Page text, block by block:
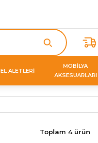
EL ALETLERİ
MOBİLYA
AKSESUARLARI
Toplam 4 ürün